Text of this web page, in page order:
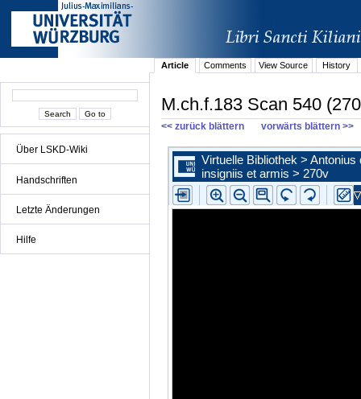
Über LSKD-Wiki
Handschriften
Letzte Änderungen
Hilfe
Article Comments View Source History
M.ch.f.183 Scan 540
<< zurück blättern vorwärts blättern >>